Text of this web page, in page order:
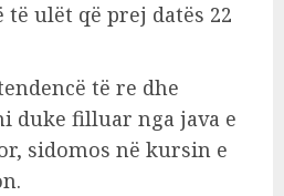
të ulët që prej datës 22
të re dhe
duke filluar nga java e
sidomos në kursin e